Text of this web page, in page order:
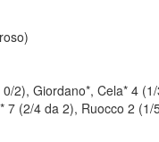
2), Giordano*, Cela* 4
(2/4 da 2), Ruocco 2 (1/